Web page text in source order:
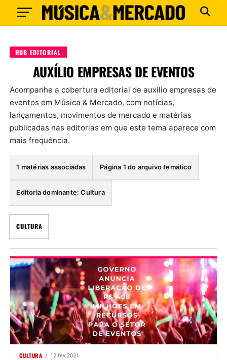
HUB EDITORIAL
AUXÍLIO EMPRESAS DE EVENTOS
Acompanhe a cobertura editorial de auxílio empresas de
eventos em Música & Mercado, com notícias,
lançamentos, movimentos de mercado e matérias
publicadas nas editorias em que este tema aparece com
mais frequência.
1 matérias associadas Página 1 do arquivo temático
Editoria dominante: Cultura
CULTURA
CULTURA 12 fev 2021